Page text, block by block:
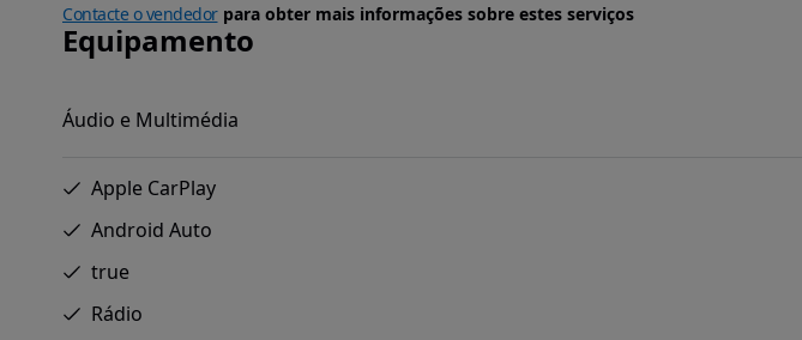
Contacte o vendedorpara obter mais informações sobre estes serviços
Equipamento
Áudio e Multimédia
Apple CarPlay
Android Auto
true
Rádio